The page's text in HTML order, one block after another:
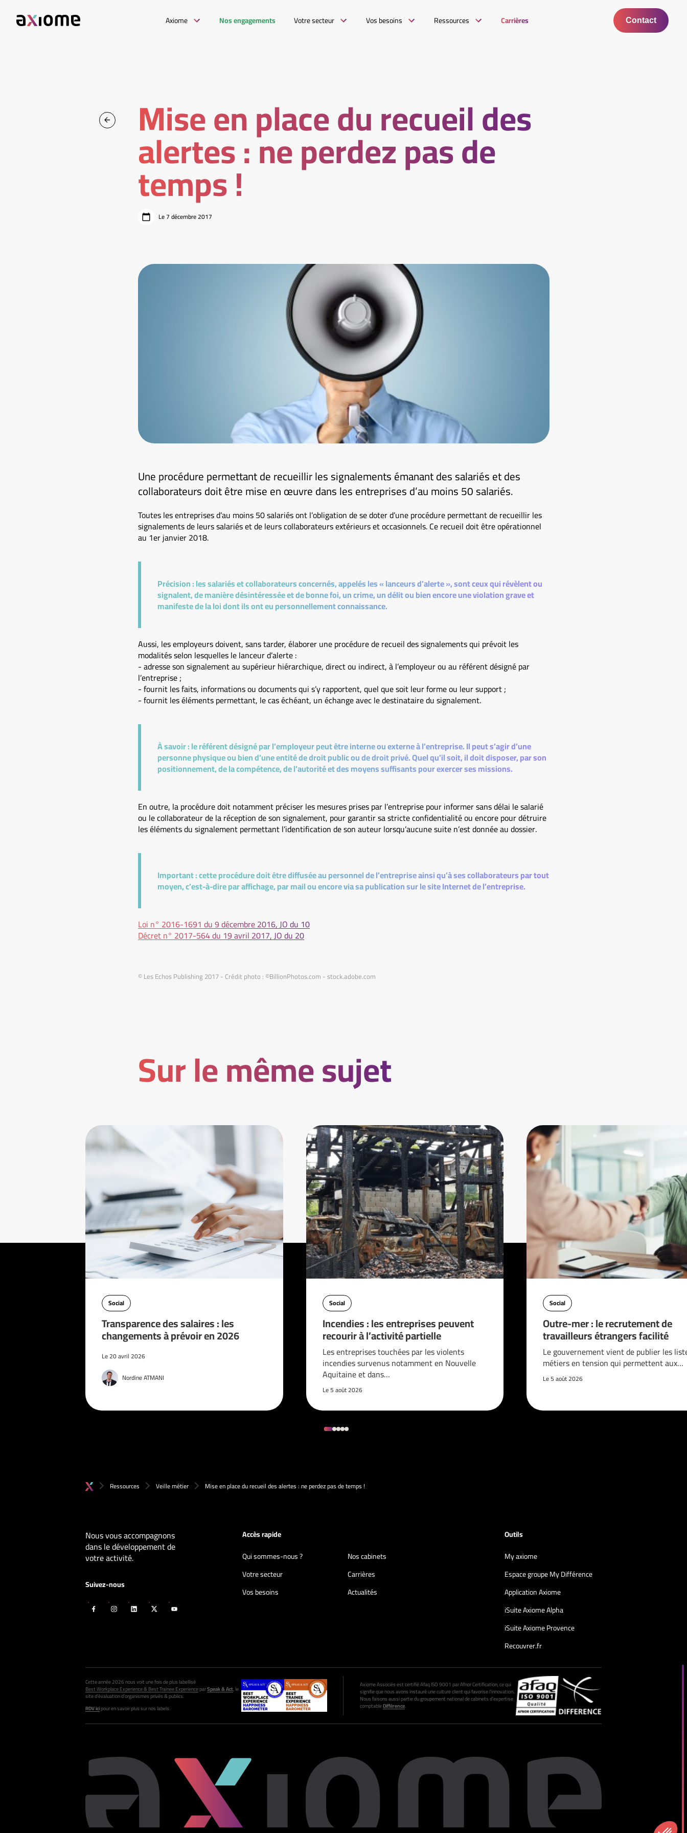
Axiome Nos engagements Votre secteur Vos besoins Ressources Carrières Contact
Mise en place du recueil des
alertes : ne perdez pas de
temps !
Le 7 décembre 2017
Une procédure permettant de recueillir les signalements émanant des salariés et des
collaborateurs doit être mise en œuvre dans les entreprises d’au moins 50 salariés.
Toutes les entreprises d’au moins 50 salariés ont l’obligation de se doter d’une procédure permettant de recueillir les
signalements de leurs salariés et de leurs collaborateurs extérieurs et occasionnels. Ce recueil doit être opérationnel
au 1er janvier 2018.
Précision :les salariés et collaborateurs concernés, appelés les « lanceurs d’alerte », sont ceux qui révèlent ou
signalent, de manière désintéressée et de bonne foi, un crime, un délit ou bien encore une violation grave et
manifeste de la loi dont ils ont eu personnellement connaissance.
Aussi, les employeurs doivent, sans tarder, élaborer une procédure de recueil des signalements qui prévoit les
modalités selon lesquelles le lanceur d’alerte :
- adresse son signalement au supérieur hiérarchique, direct ou indirect, à l’employeur ou au référent désigné par
l’entreprise ;
- fournit les faits, informations ou documents qui s’y rapportent, quel que soit leur forme ou leur support ;
- fournit les éléments permettant, le cas échéant, un échange avec le destinataire du signalement.
À savoir :le référent désigné par l’employeur peut être interne ou externe à l’entreprise. Il peut s’agir d’une
personne physique ou bien d’une entité de droit public ou de droit privé. Quel qu’il soit, il doit disposer, par son
positionnement, de la compétence, de l’autorité et des moyens suffisants pour exercer ses missions.
En outre, la procédure doit notamment préciser les mesures prises par l’entreprise pour informer sans délai le salarié
ou le collaborateur de la réception de son signalement, pour garantir sa stricte confidentialité ou encore pour détruire
les éléments du signalement permettant l’identification de son auteur lorsqu’aucune suite n’est donnée au dossier.
Important :cette procédure doit être diffusée au personnel de l’entreprise ainsi qu’à ses collaborateurs par tout
moyen, c’est-à-dire par affichage, par mail ou encore via sa publication sur le site Internet de l’entreprise.
Loi n° 2016-1691 du 9 décembre 2016, JO du 10
Décret n° 2017-564 du 19 avril 2017, JO du 20
© Les Echos Publishing 2017 - Crédit photo : ©BillionPhotos.com - stock.adobe.com
Sur le même sujet
Social
Transparence des salaires : les
changements à prévoir en 2026
Le 20 avril 2026
Nordine ATMANI
Social
Incendies : les entreprises peuvent
recourir à l’activité partielle
Les entreprises touchées par les violents
incendies survenus notamment en Nouvelle
Aquitaine et dans…
Le 5 août 2026
Social
Outre-mer : le recrutement de
travailleurs étrangers facilité
Le gouvernement vient de publier les
métiers en tension qui permettent aux…
Le 5 août 2026
Ressources Veille métier Mise en place du recueil des alertes : ne perdez pas de temps !
Nous vous accompagnons
dans le développement de
votre activité.
Suivez-nous
Accès rapide
Qui sommes-nous ?
Nos cabinets
Votre secteur
Carrières
Vos besoins
Actualités
Outils
My axiome
Espace groupe My Différence
Application Axiome
iSuite Axiome Alpha
iSuite Axiome Provence
Recouvrer.fr
Cette année 2026 nous voit une fois de plus labellisé
Best Workplace Experience & Best Trainee ExperienceparSpeak & Act, le
site d’évaluation d’organismes privés & publics.
RDV icipour en savoir plus sur nos labels.
Axiome Associés est certifié Afaq ISO 9001 par Afnor Certification, ce qui
signifie que nous avons instauré une culture client qui favorise l’innovation.
Nous faisons aussi partie du groupement national de cabinets d’expertise
comptableDifférence.